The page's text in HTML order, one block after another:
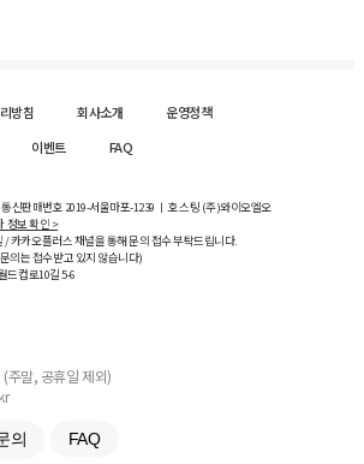
방침 회사소개
운영정책
이벤트 FAQ
신판매번호 2019-서울마포-1239 ㅣ 호스팅 (주)와이오엘오
정보 확인 >
카카오플러스 채널을 통해 문의 접수 부탁드립니다.
의는 접수받고 있지 않습니다)
드컵로10길5-6
주말, 공휴일 제외)
의 FAQ